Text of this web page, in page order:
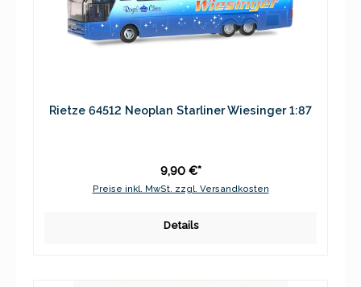
Rietze 64512 Neoplan Starliner Wiesinger 1:87
9,90 €*
Preise inkl. MwSt. zzgl. Versandkosten
Details